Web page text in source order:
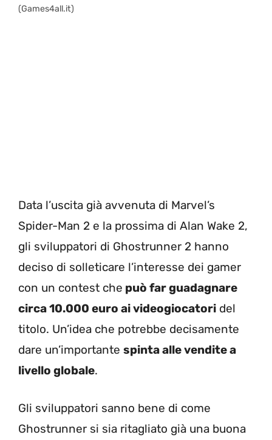
(Games4all.it)
Data l’uscita già avvenuta di Marvel’s
Spider-Man 2 e la prossima di Alan Wake 2,
gli sviluppatori di Ghostrunner 2 hanno
deciso di solleticare l’interesse dei gamer
con un contest che può far guadagnare
circa 10.000 euro ai videogiocatori del
titolo. Un’idea che potrebbe decisamente
dare un’importante spinta alle vendite a
livello globale.
Gli sviluppatori sanno bene di come
Ghostrunner si sia ritagliato già una buona